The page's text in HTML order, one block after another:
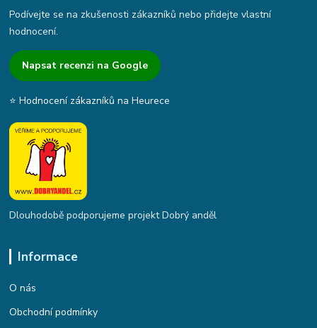
Podívejte se na zkušenosti zákazníků nebo přidejte vlastní
hodnocení.
Napsat recenzi na Google
⭐ Hodnocení zákazníků na Heurece
Dlouhodobě podporujeme projekt Dobrý anděl
Informace
O nás
Obchodní podmínky